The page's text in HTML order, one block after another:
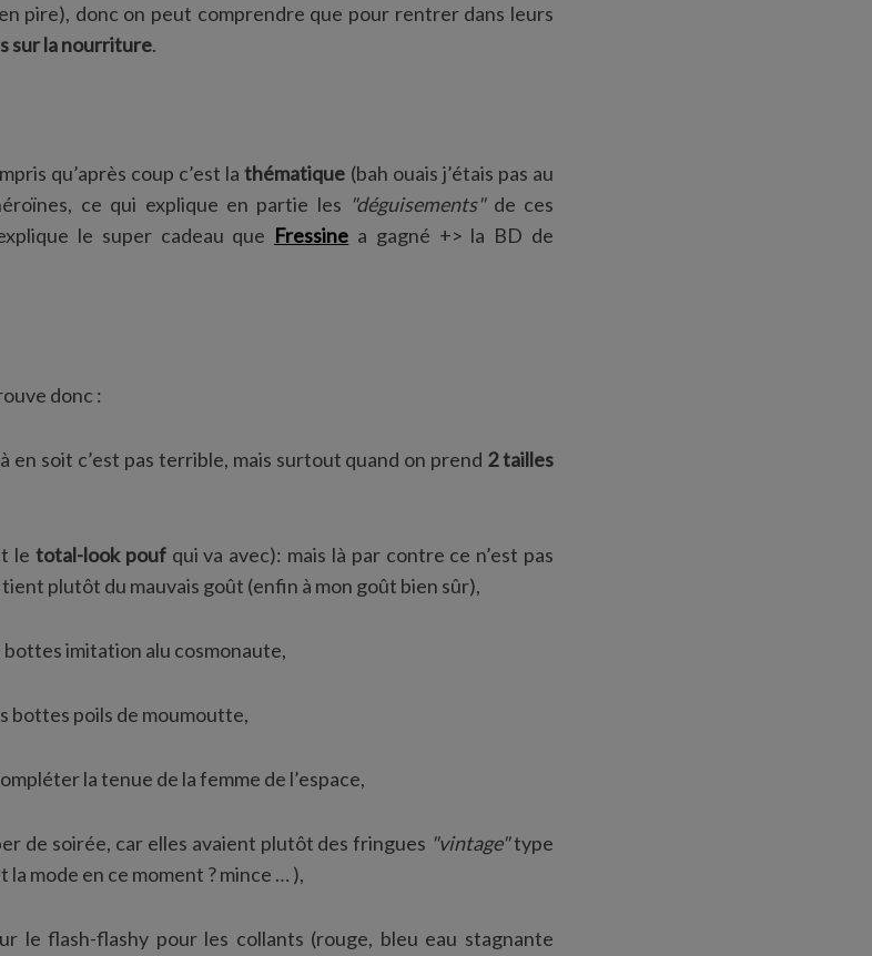
pire), donc on peut comprendre que pour rentrer dans leurs
sur la nourriture.
qu’après coup c’est lathématique (bah ouais j’étais pas au
ce qui explique en partie les "déguisements" de ces
le super cadeau que Fressine a gagné +> la BD de
donc :
en soit c’est pas terrible, mais surtout quand on prend 2 tailles
le total-look pouf qui va avec): mais là par contre ce n’est pas
plutôt du mauvais goût (enfin à mon goût bien sûr),
bottes imitation alu cosmonaute,
bottes poils de moumoutte,
la tenue de la femme de l’espace,
de soirée, car elles avaient plutôt des fringues "vintage"type
la mode en ce moment ? mince … ),
le flash-flashy pour les collants (rouge, bleu eau stagnante